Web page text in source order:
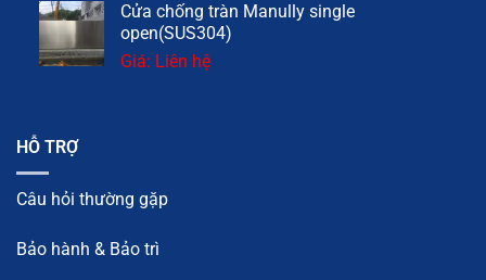
Cửa chống tràn Manully single
open(SUS304)
Giá: Liên hệ
HỖ TRỢ
Câu hỏi thường gặp
Bảo hành & Bảo trì